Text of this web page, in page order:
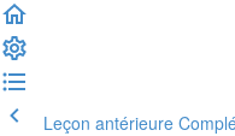
Leçon antérieure